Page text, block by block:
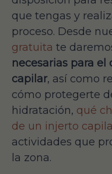
que tengas y
proceso. Desde
gratuita te
necesarias para
capilar, así como
cómo protegerte
hidratación, qué
de un injerto
actividades que
la zona.